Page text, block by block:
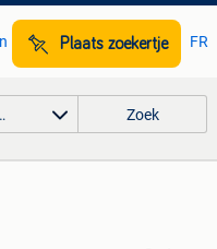
Plaats zoekertje FR
Zoek